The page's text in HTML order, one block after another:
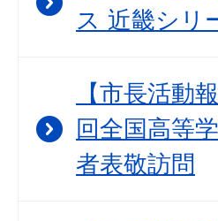
ス 近畿シリ
【市長活動
回全国高等
者表敬訪問